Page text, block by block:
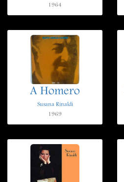
1964
A Homero
Susana Rinaldi
1969